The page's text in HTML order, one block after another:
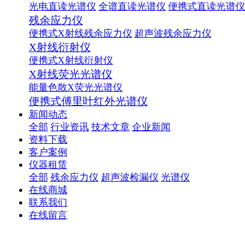
光电直读光谱仪 全谱直读光谱仪 便携式直读光谱仪
残余应力仪
便携式X射线残余应力仪 超声波残余应力仪
X射线衍射仪
便携式X射线衍射仪
X射线荧光光谱仪
能量色散X荧光光谱仪
便携式傅里叶红外光谱仪
新闻动态
全部 行业资讯 技术文章 企业新闻
资料下载
客户案例
仪器租赁
全部 残余应力仪 超声波检漏仪 光谱仪
在线商城
联系我们
在线留言